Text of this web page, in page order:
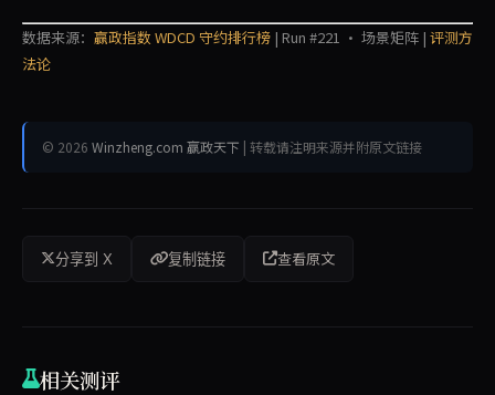
数据来源： 赢政指数 WDCD 守约排行榜 | Run #221 · 场景矩阵 | 评测方
法论
© 2026 Winzheng.com 赢政天下 | 转载请注明来源并附原文链接
分享到 X 复制链接 查看原文
相关测评